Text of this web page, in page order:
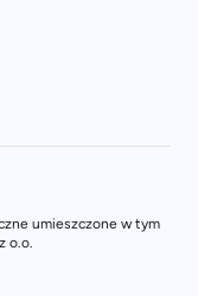
umieszczone w tym
o.o.